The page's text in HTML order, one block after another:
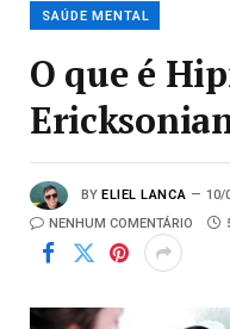
SAÚDE MENTAL
O que é
BY ELIEL LANCA 10/
NENHUM COMENTÁRIO